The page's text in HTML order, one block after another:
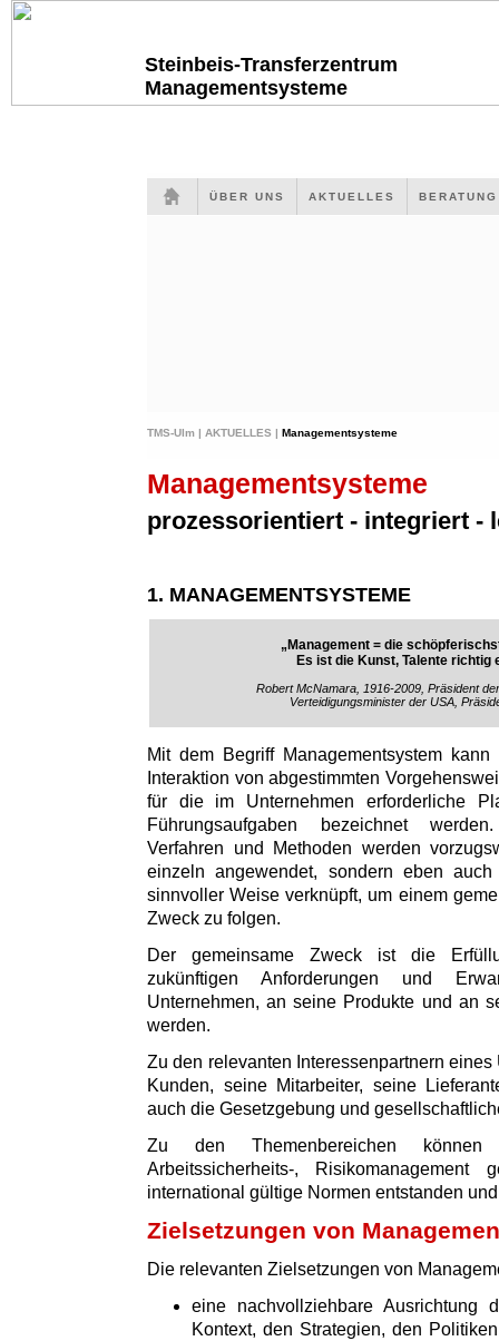
Steinbeis-Transferzentrum
Managementsysteme
ÜBER UNS AKTUELLES
TMS-Ulm | AKTUELLES | Managementsysteme
Managementsysteme
prozessorientiert - integriert -
1. MANAGEMENTSYSTEME
„Management = die
Es ist die Kunst, Talente richtig
Robert McNamara, 1916-2009, Präsident
Verteidigungsminister der USA,
Mit dem Begriff Managementsystem
Interaktion von abgestimmten
für die im Unternehmen erforderliche
Führungsaufgaben bezeichnet
Verfahren und Methoden werden
einzeln angewendet, sondern eben
sinnvoller Weise verknüpft, um einem
Zweck zu folgen.
Der gemeinsame Zweck ist die
zukünftigen Anforderungen und
Unternehmen, an seine Produkte und an
werden.
Zu den relevanten Interessenpartnern
Kunden, seine Mitarbeiter, seine
auch die Gesetzgebung und
Zu den Themenbereichen
Arbeitssicherheits-,
international gültige Normen entstanden
Zielsetzungen von
Die relevanten Zielsetzungen von
eine nachvollziehbare Ausrichtung
Kontext, den Strategien, den